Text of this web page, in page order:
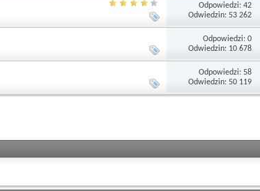
Odpowiedzi: 42
Odwiedzin: 53 262
Odpowiedzi: 0
Odwiedzin: 10 678
Odpowiedzi: 58
Odwiedzin: 50 119